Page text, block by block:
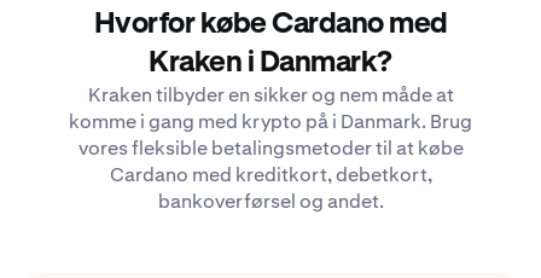
Hvorfor købe Cardano med
Kraken i Danmark?
Kraken tilbyder en sikker og nem måde at
komme i gang med krypto på i Danmark. Brug
vores fleksible betalingsmetoder til at købe
Cardano med kreditkort, debetkort,
bankoverførsel og andet.